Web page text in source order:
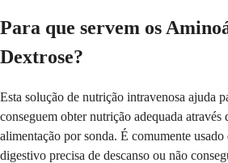
Para que servem os
Dextrose?
Esta solução de nutrição intravenosa ajuda
conseguem obter nutrição adequada através
alimentação por sonda. É comumente usado
digestivo precisa de descanso ou não